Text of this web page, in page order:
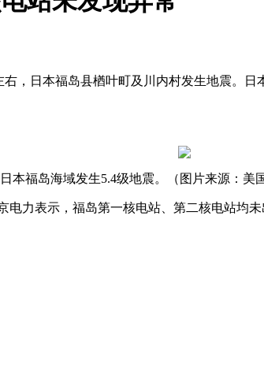
右，日本福岛县楢叶町及川内村发生地震。
日本福岛海域发生5.4级地震。（图片来源：美
电力表示，福岛第一核电站、第二核电站均